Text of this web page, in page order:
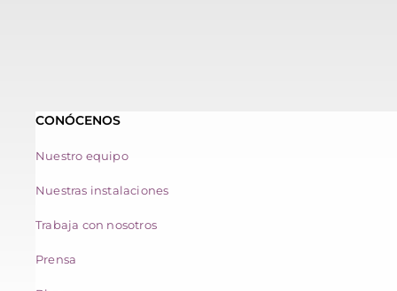
CONÓCENOS
Nuestro equipo
Nuestras instalaciones
Trabaja con nosotros
Prensa